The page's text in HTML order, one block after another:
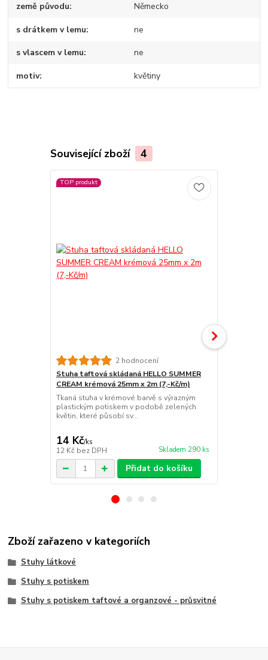
země původu Německo
s drátkem v lemu ne
s vlascem v lemu ne
motiv květiny
Související zboží 4
TOP produkt
2 hodnocení
Stuha taftová skládaná HELLO SUMMER
CREAM krémová 25mm x 2m (7,-Kč/m)
Tkaná stuha v krémové barvě s výrazným
plastickým potiskem v podobě zelených
květin, které působí sv...
14 Kč/ks
12 Kč bez DPH Skladem 290 ks
Přidat do košíku
Zboží zařazeno v kategoriích
Stuhy látkové
Stuhy s potiskem
Stuhy s potiskem taftové a organzové - průsvitné